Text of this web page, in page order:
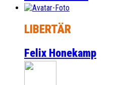
LIBERTÄR
Felix Honekamp